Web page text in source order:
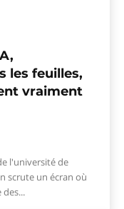
les feuilles,
vraiment
l'université de
scrute un écran où